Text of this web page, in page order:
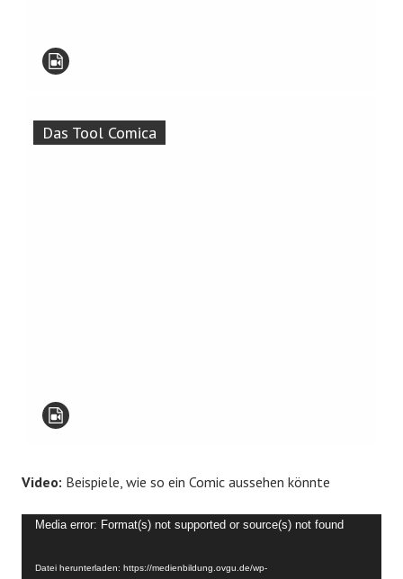
Das Tool Comica
Video: Beispiele, wie so ein Comic aussehen könnte
Video-
Media error: Format(s) not supported or source(s) not found
Datei herunterladen: https://medienbildung.ovgu.de/wp-